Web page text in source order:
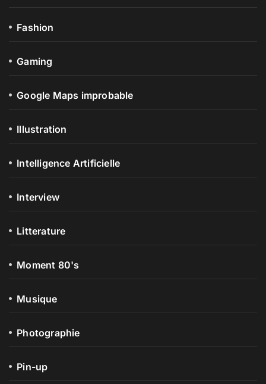
Fashion
Gaming
Google Maps improbable
Illustration
Intelligence Artificielle
Interview
Litterature
Moment 80's
Musique
Photographie
Pin-up